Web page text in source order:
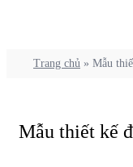
Trang chủ » Mẫu
Mẫu thiết kế